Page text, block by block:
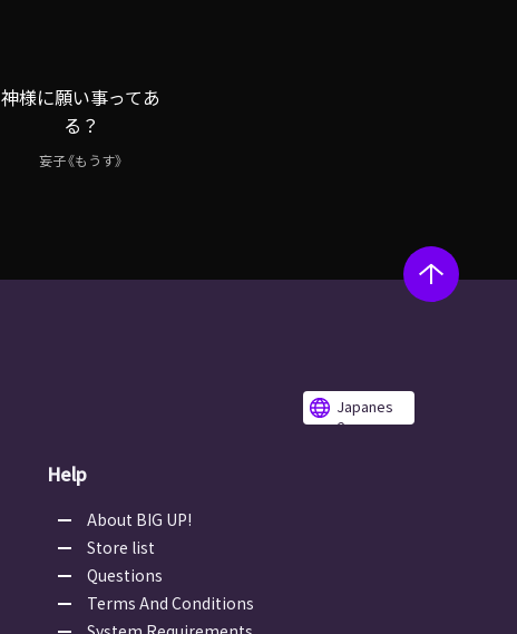
神様に願い事ってあ
る？
妄子《もうす》
Japanes
e
Help
About BIG UP!
Store list
Questions
Terms And Conditions